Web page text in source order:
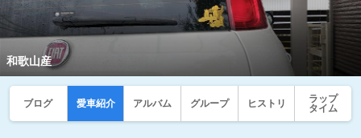
和歌山産
ブログ 愛車紹介 アルバム グループ ヒストリ
ラップ
タイム